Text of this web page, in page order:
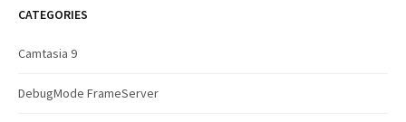
c
f
r
CATEGORIES
Camtasia 9
DebugMode FrameServer